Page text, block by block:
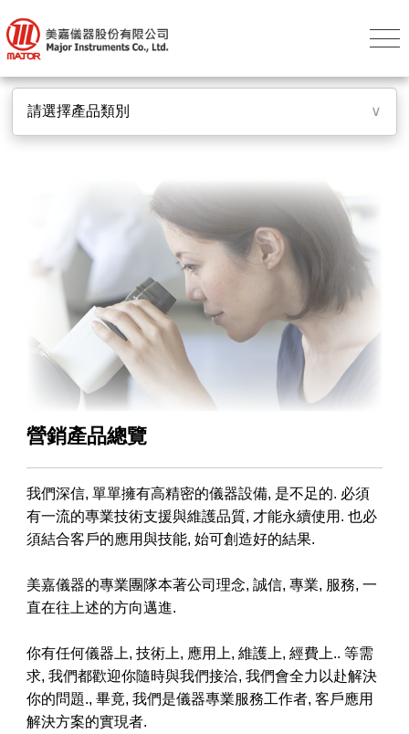
請選擇產品類別 ∨
營銷產品總覽
我們深信, 單單擁有高精密的儀器設備, 是不足的. 必須
有一流的專業技術支援與維護品質, 才能永續使用. 也必
須結合客戶的應用與技能, 始可創造好的結果.
美嘉儀器的專業團隊本著公司理念, 誠信, 專業, 服務, 一
直在往上述的方向邁進.
你有任何儀器上, 技術上, 應用上, 維護上, 經費上.. 等需
求, 我們都歡迎你隨時與我們接洽, 我們會全力以赴解決
你的問題., 畢竟, 我們是儀器專業服務工作者, 客戶應用
解決方案的實現者.